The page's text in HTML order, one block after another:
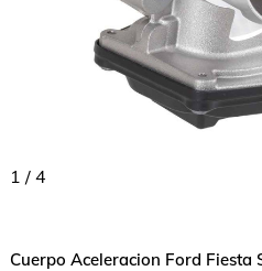
1 / 4
Cuerpo Aceleracion Ford Fiesta